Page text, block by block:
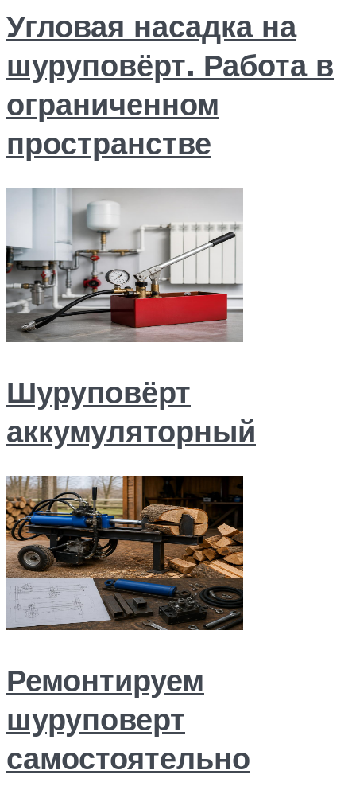
Угловая насадка на
шуруповёрт. Работа в
ограниченном
пространстве
Шуруповёрт
аккумуляторный
Ремонтируем
шуруповерт
самостоятельно